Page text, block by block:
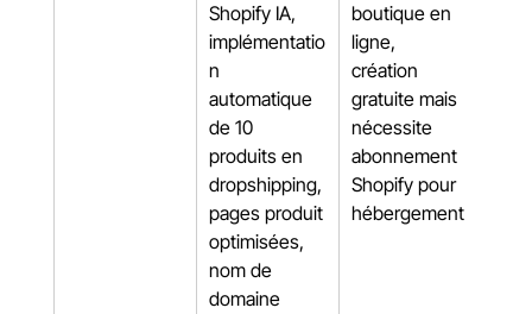
Shopify IA,
implémentatio
n
automatique
de 10
produits en
dropshipping,
pages produit
optimisées,
nom de
domaine
boutique en
ligne,
création
gratuite mais
nécessite
abonnement
Shopify pour
hébergement